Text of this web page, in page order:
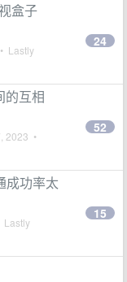
盒子
• Lastly
24
的互相
2023 •
52
成功率太
Lastly
15